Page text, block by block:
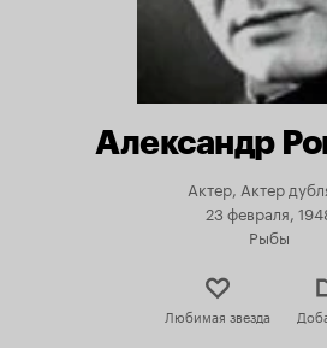
Александр
Актер, Актер
23 февраля,
Рыбы
Любимая звезда